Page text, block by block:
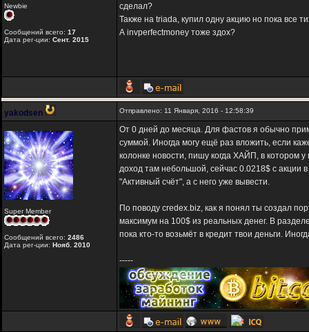
Newbie
Сообщений всего: 17
Дата рег-ции: Сент. 2015
сделал?
Также на triada, купил одну акцию но пока все
А invperfectmoney тоже здох?
yakodsen Отправлено: 11 Января, 2016 - 12:58:39
Super Member
Сообщений всего: 2486
Дата рег-ции: Нояб. 2010
От 0 дней до месяца. Для фастов я обычно
суммой. Иногда могу ещё раз вложить, если
колонке новости, пишу когда ХАЙП, в котором
доход там небольшой, сейчас 0.0218$ с акции
"Активный счёт", а с него уже вывести.
По поводу credex.biz, как я понял ты создал
максимум на 100$ из реальных денег. В
пока кто-то возьмёт в кредит твои деньги.
-----